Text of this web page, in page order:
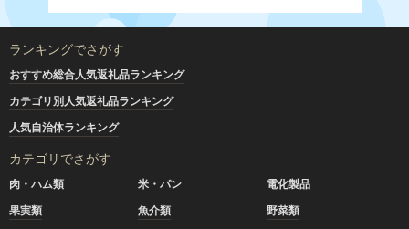
ランキングでさがす
おすすめ総合人気返礼品ランキング
カテゴリ別人気返礼品ランキング
人気自治体ランキング
カテゴリでさがす
肉・ハム類 米・パン
電化製品
果実類
魚介類
野菜類